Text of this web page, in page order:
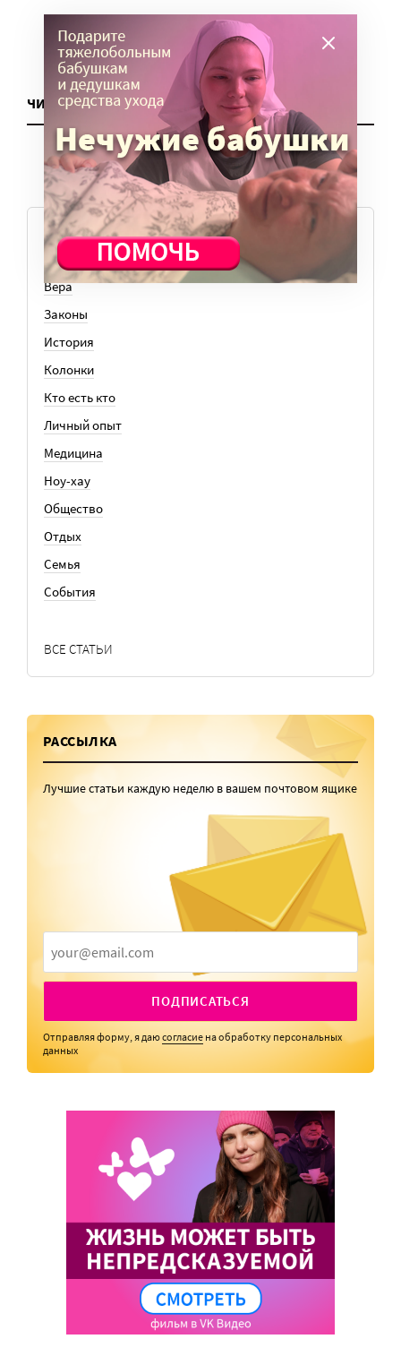
ЧИТАТЬ ЕЩЕ
ТЕМЫ
Вера
Законы
История
Колонки
Кто есть кто
Личный опыт
Медицина
Ноу-хау
Общество
Отдых
Семья
События
ВСЕ СТАТЬИ
РАССЫЛКА
Лучшие статьи каждую неделю в вашем почтовом ящике
ПОДПИСАТЬСЯ
Отправляя форму, я даюсогласие на обработку персональных
данных